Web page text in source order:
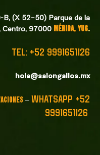
(X 52–50) Parque de la
Centro, 97000 Mérida, Yuc
TEL: +52 9991651126
hola@salongallos.mx
– WHATSAPP +52
9991651126